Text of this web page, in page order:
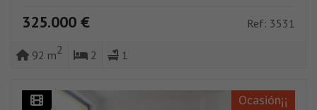
325.000 € Ref: 3531
92 m2 2 1
Ocasión¡¡